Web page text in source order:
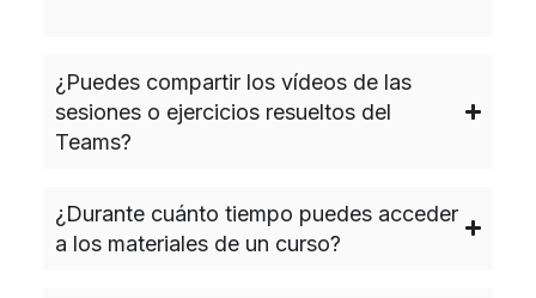
¿Puedes compartir los vídeos de las
sesiones o ejercicios resueltos del
Teams?
¿Durante cuánto tiempo puedes acceder
a los materiales de un curso?